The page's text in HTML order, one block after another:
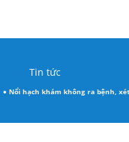
Tin tức
Nổi hạch khám không ra bệnh, xét nghiệm tại MEDLATEC